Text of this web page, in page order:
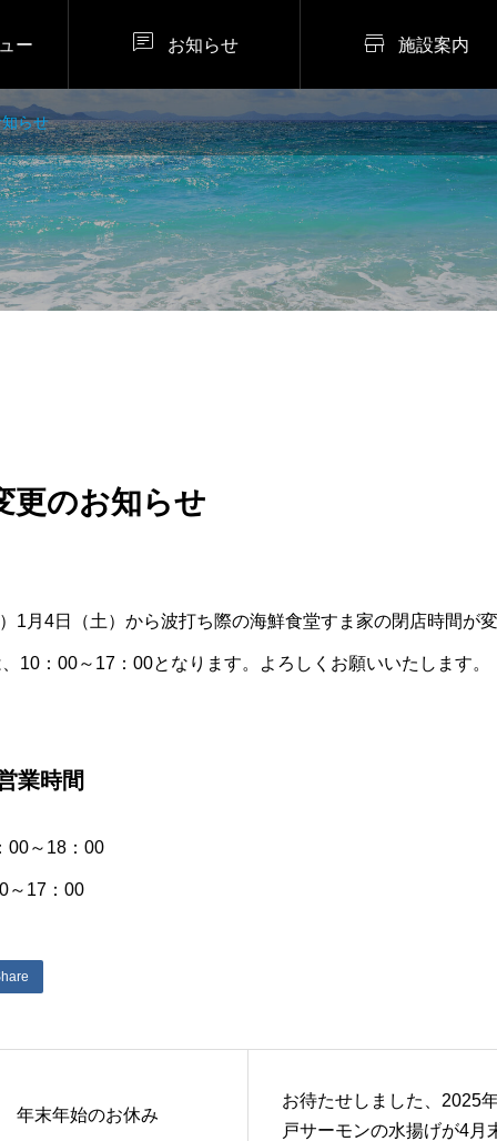
ー  お知らせ  施設案内
らせ
更のお知らせ
1月4日（土）から波打ち際の海鮮食堂すま家の閉店時間が変
10：00～17：00となります。よろしくお願いいたします。
業時間
00～18：00
～17：00
年末年始のお休み
お待たせしました、2025
戸サーモンの水揚げが4月